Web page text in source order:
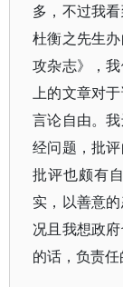
多，不过我
杜衡之先生
攻杂志》，
上的文章对
言论自由。
经问题，批
批评也颇有
实，以善意
况且我想政
的话，负责任